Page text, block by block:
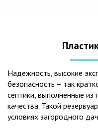
Надежность, высокие
безопасность – так
септики, выполненные из
качества. Такой
условиях загородного